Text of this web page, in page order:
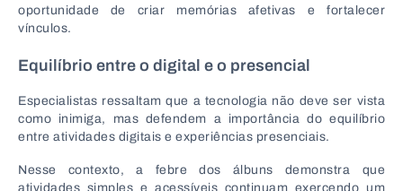
oportunidade de criar memórias afetivas e fortalecer
vínculos.
Equilíbrio entre o digital e o presencial
Especialistas ressaltam que a tecnologia não deve ser vista
como inimiga, mas defendem a importância do equilíbrio
entre atividades digitais e experiências presenciais.
Nesse contexto, a febre dos álbuns demonstra que
atividades simples e acessíveis continuam exercendo um